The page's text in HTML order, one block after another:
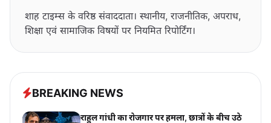
शाह टाइम्स के वरिष्ठ संवाददाता। स्थानीय, राजनीतिक, अपराध,
शिक्षा एवं सामाजिक विषयों पर नियमित रिपोर्टिंग।
BREAKING NEWS
राहुल गांधी का रोजगार पर हमला, छात्रों के बीच उठे